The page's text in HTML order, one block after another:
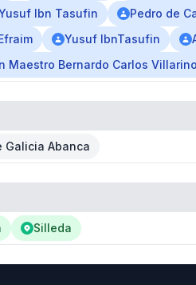
Ibn Tasufin Pedro de
Yusuf IbnTasufin
Maestro Bernardo Carlos
Galicia Abanca
Silleda